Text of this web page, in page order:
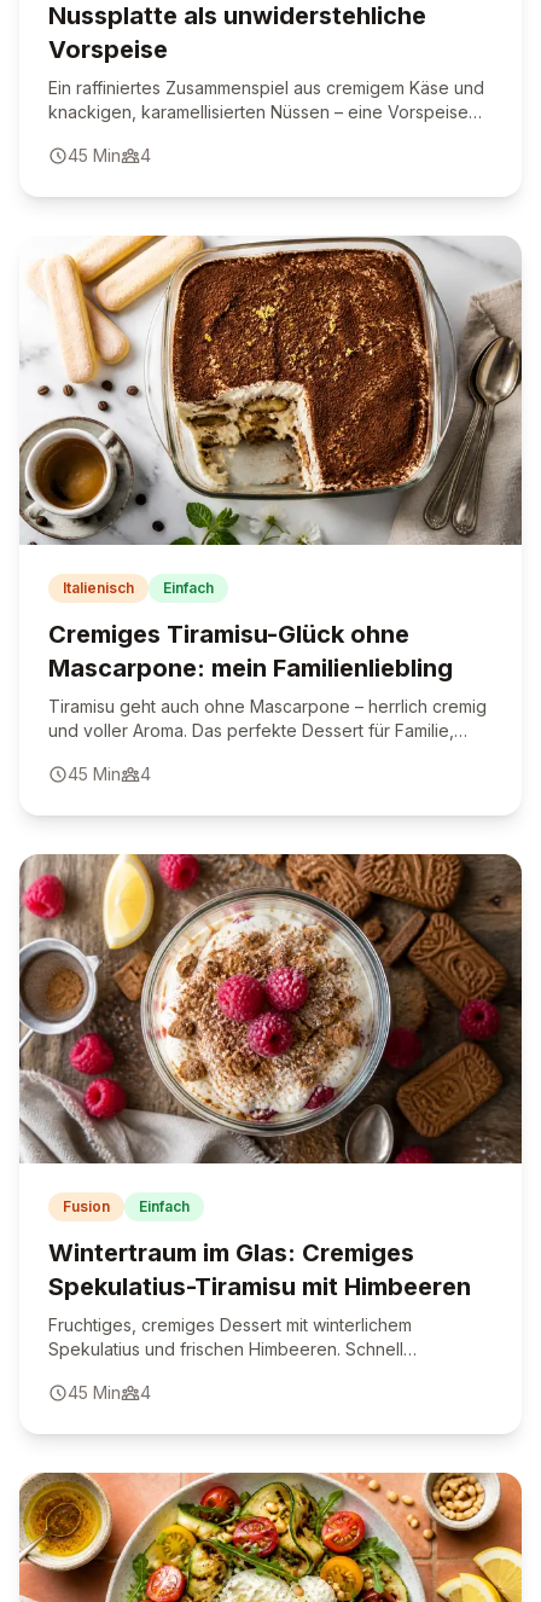
Nussplatte als unwiderstehliche
Vorspeise
Ein raffiniertes Zusammenspiel aus cremigem Käse und
knackigen, karamellisierten Nüssen – eine Vorspeise
45 Min 4
Italienisch Einfach
Cremiges Tiramisu-Glück ohne
Mascarpone: mein Familienliebling
Tiramisu geht auch ohne Mascarpone – herrlich cremig
und voller Aroma. Das perfekte Dessert für Familie,
45 Min 4
Fusion Einfach
Wintertraum im Glas: Cremiges
Spekulatius-Tiramisu mit Himbeeren
Fruchtiges, cremiges Dessert mit winterlichem
Spekulatius und frischen Himbeeren. Schnell
45 Min 4